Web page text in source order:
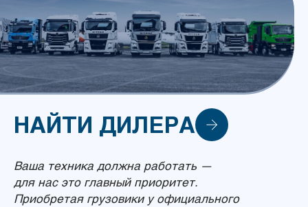
НАЙТИ ДИЛЕРА
Ваша техника должна работать —
для нас это главный приоритет.
Приобретая грузовики у официального